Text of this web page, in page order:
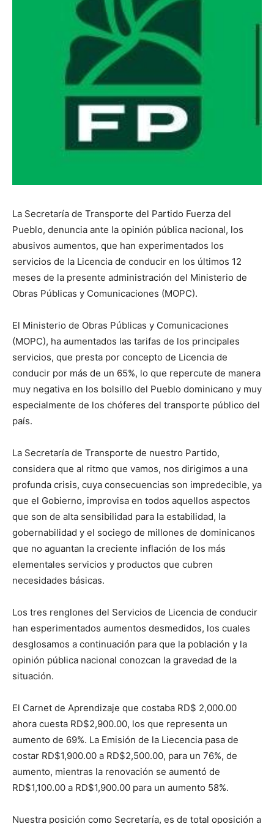
La Secretaría de Transporte del Partido Fuerza del
Pueblo, denuncia ante la opinión pública nacional, los
abusivos aumentos, que han experimentados los
servicios de la Licencia de conducir en los últimos 12
meses de la presente administración del Ministerio de
Obras Públicas y Comunicaciones (MOPC).
El Ministerio de Obras Públicas y Comunicaciones
(MOPC), ha aumentados las tarifas de los principales
servicios, que presta por concepto de Licencia de
conducir por más de un 65%, lo que repercute de manera
muy negativa en los bolsillo del Pueblo dominicano y muy
especialmente de los chóferes del transporte público del
país.
La Secretaría de Transporte de nuestro Partido,
considera que al ritmo que vamos, nos dirigimos a una
profunda crisis, cuya consecuencias son impredecible, ya
que el Gobierno, improvisa en todos aquellos aspectos
que son de alta sensibilidad para la estabilidad, la
gobernabilidad y el sociego de millones de dominicanos
que no aguantan la creciente inflación de los más
elementales servicios y productos que cubren
necesidades básicas.
Los tres renglones del Servicios de Licencia de conducir
han esperimentados aumentos desmedidos, los cuales
desglosamos a continuación para que la población y la
opinión pública nacional conozcan la gravedad de la
situación.
El Carnet de Aprendizaje que costaba RD$ 2,000.00
ahora cuesta RD$2,900.00, los que representa un
aumento de 69%. La Emisión de la Liecencia pasa de
costar RD$1,900.00 a RD$2,500.00, para un 76%, de
aumento, mientras la renovación se aumentó de
RD$1,100.00 a RD$1,900.00 para un aumento 58%.
Nuestra posición como Secretaría, es de total oposición a